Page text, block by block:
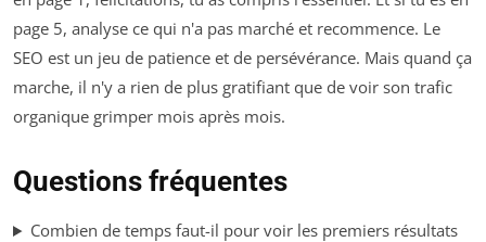
page 5, analyse ce qui n'a pas marché et recommence. Le
SEO est un jeu de patience et de persévérance. Mais quand ça
marche, il n'y a rien de plus gratifiant que de voir son trafic
organique grimper mois après mois.
Questions fréquentes
Combien de temps faut-il pour voir les premiers résultats